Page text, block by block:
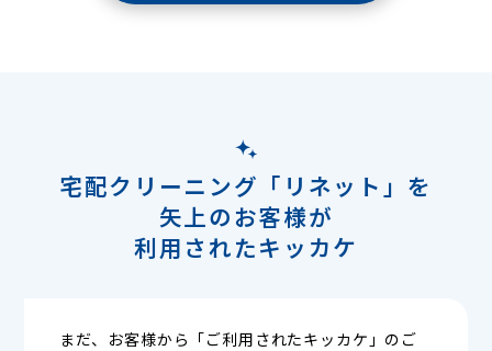
宅配クリーニング「リネット」を
矢上のお客様が
利用されたキッカケ
まだ、お客様から「ご利用されたキッカケ」のご